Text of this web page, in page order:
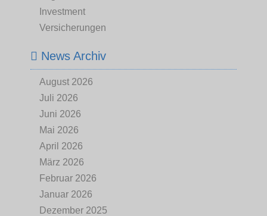
Investment
Versicherungen
News Archiv
August 2026
Juli 2026
Juni 2026
Mai 2026
April 2026
März 2026
Februar 2026
Januar 2026
Dezember 2025